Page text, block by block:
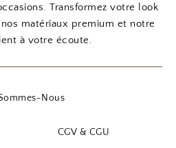
Transformez votre look
matériaux premium et notre
à votre écoute.
Nous
CGV & CGU